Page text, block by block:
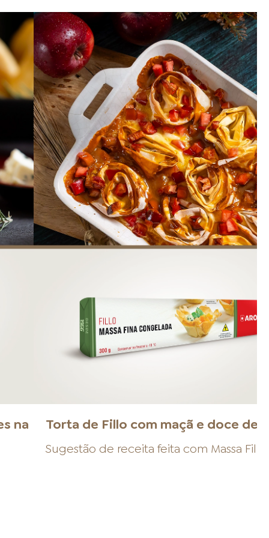
na Torta de Fillo com maçã e doce de
Sugestão de receita feita com Massa Fillo